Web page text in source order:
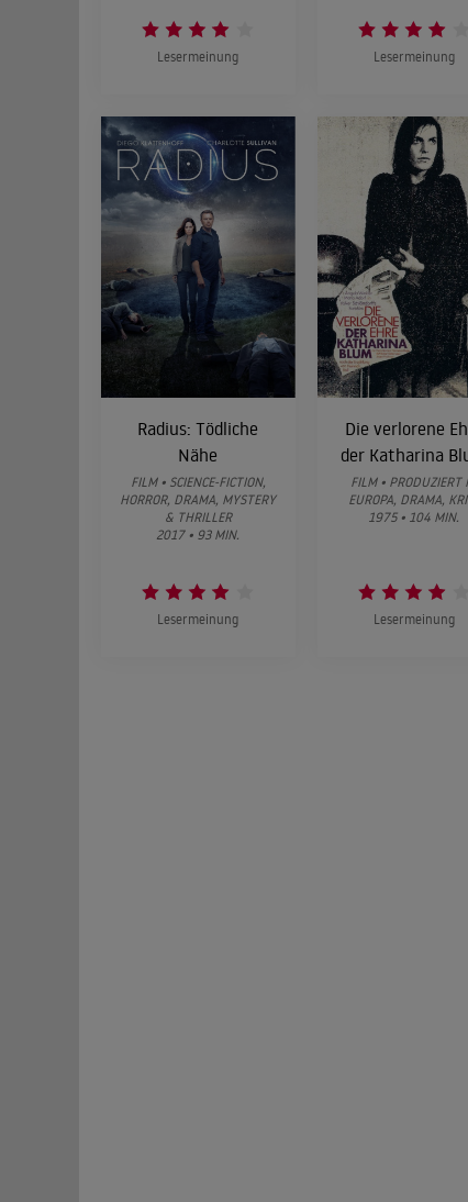
Lesermeinung Lesermeinung
Radius: Tödliche
Nähe
FILM • SCIENCE-FICTION,
HORROR, DRAMA, MYSTERY
& THRILLER
2017 • 93 MIN.
Lesermeinung
Die verlorene
der Katharina
FILM • PRODUZIERT
EUROPA, DRAMA,
1975 • 104 MIN.
Lesermeinung